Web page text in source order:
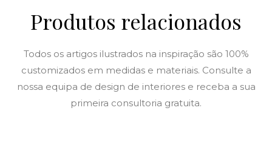
Produtos relacionados
Todos os artigos ilustrados na inspiração são 100%
customizados em medidas e materiais. Consulte a
nossa equipa de design de interiores e receba a sua
primeira consultoria gratuita.